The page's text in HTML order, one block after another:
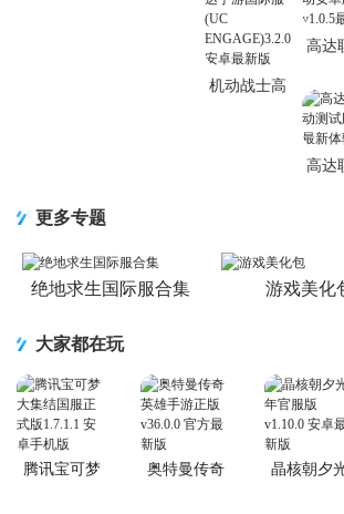
机动战士高
高达
高达
更多专题
绝地求生国际服合集 游戏美化
大家都在玩
腾讯宝可梦
奥特曼传奇
晶核朝夕